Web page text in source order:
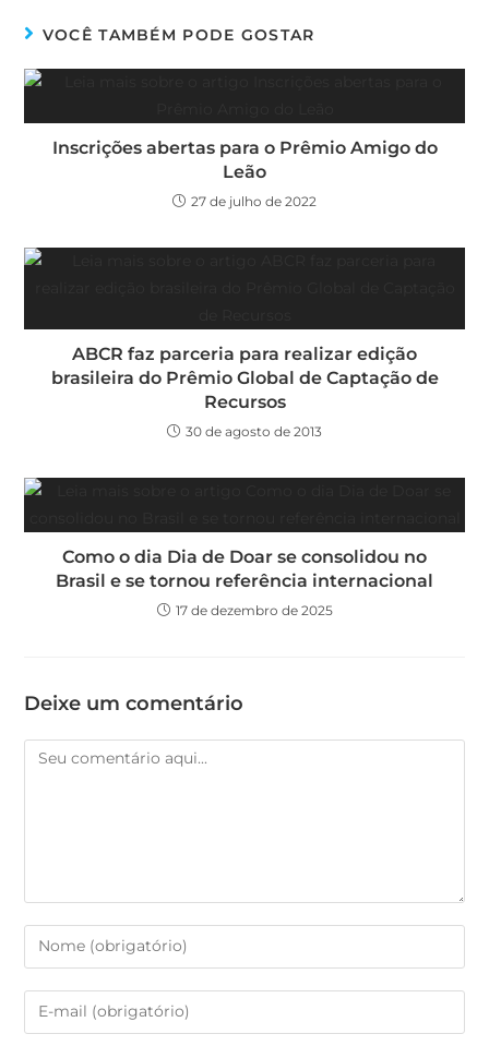
VOCÊ TAMBÉM PODE GOSTAR
Inscrições abertas para o Prêmio Amigo do
Leão
27 de julho de 2022
ABCR faz parceria para realizar edição
brasileira do Prêmio Global de Captação de
Recursos
30 de agosto de 2013
Como o dia Dia de Doar se consolidou no
Brasil e se tornou referência internacional
17 de dezembro de 2025
Deixe um comentário